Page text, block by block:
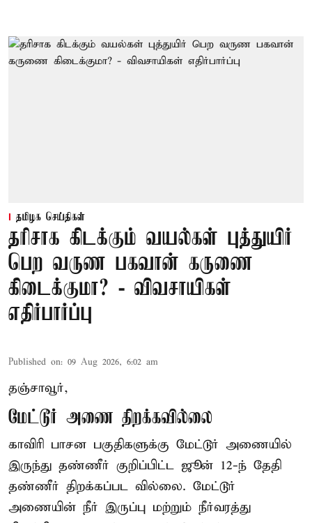
தமிழக செய்திகள்
தரிசாக கிடக்கும் வயல்கள் புத்துயிர்
பெற வருண பகவான் கருணை
கிடைக்குமா? - விவசாயிகள்
எதிர்பார்ப்பு
Published on: 09 Aug 2026, 6:02 am
தஞ்சாவூர்,
மேட்டூர் அணை திறக்கவில்லை
காவிரி பாசன பகுதிகளுக்கு மேட்டூர் அணையில்
இருந்து தண்ணீர் குறிப்பிட்ட ஜூன் 12-ந் தேதி
தண்ணீர் திறக்கப்பட வில்லை. மேட்டூர்
அணையின் நீர் இருப்பு மற்றும் நீர்வரத்து